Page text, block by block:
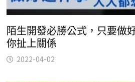
陌生開發必勝公式，只要做
你扯上關係
2022-04-02